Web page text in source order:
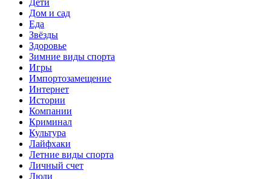
Дети
Дом и сад
Еда
Звёзды
Здоровье
Зимние виды спорта
Игры
Импортозамещение
Интернет
Истории
Компании
Криминал
Культура
Лайфхаки
Летние виды спорта
Личный счет
Люди